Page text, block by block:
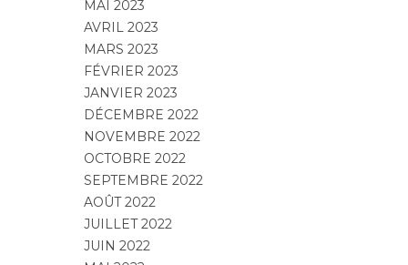
MAI 2023
AVRIL 2023
MARS 2023
FÉVRIER 2023
JANVIER 2023
DÉCEMBRE 2022
NOVEMBRE 2022
OCTOBRE 2022
SEPTEMBRE 2022
AOÛT 2022
JUILLET 2022
JUIN 2022